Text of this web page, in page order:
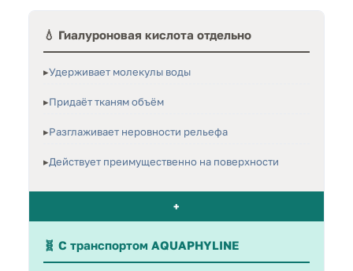
💧 Гиалуроновая кислота отдельно
Удерживает молекулы воды
Придаёт тканям объём
Разглаживает неровности рельефа
Действует преимущественно на поверхности
+
🧬 С транспортом AQUAPHYLINE